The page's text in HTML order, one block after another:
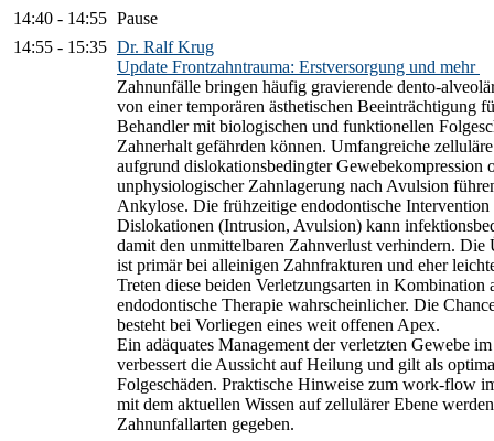
14:40 - 14:55 Pause
14:55 - 15:35 Dr. Ralf Krug
Update Frontzahntrauma: Erstversorgung und mehr
Zahnunfälle bringen häufig gravierende dento-
von einer temporären ästhetischen Beeinträchtigung
Behandler mit biologischen und funktionellen
Zahnerhalt gefährden können. Umfangreiche
aufgrund dislokationsbedingter Gewebekompression
unphysiologischer Zahnlagerung nach Avulsion
Ankylose. Die frühzeitige endodontische
Dislokationen (Intrusion, Avulsion) kann
damit den unmittelbaren Zahnverlust verhindern. Die
ist primär bei alleinigen Zahnfrakturen und eher
Treten diese beiden Verletzungsarten in
endodontische Therapie wahrscheinlicher. Die
besteht bei Vorliegen eines weit offenen Apex.
Ein adäquates Management der verletzten Gewebe
verbessert die Aussicht auf Heilung und gilt als
Folgeschäden. Praktische Hinweise zum work-flow
mit dem aktuellen Wissen auf zellulärer Ebene
Zahnunfallarten gegeben.